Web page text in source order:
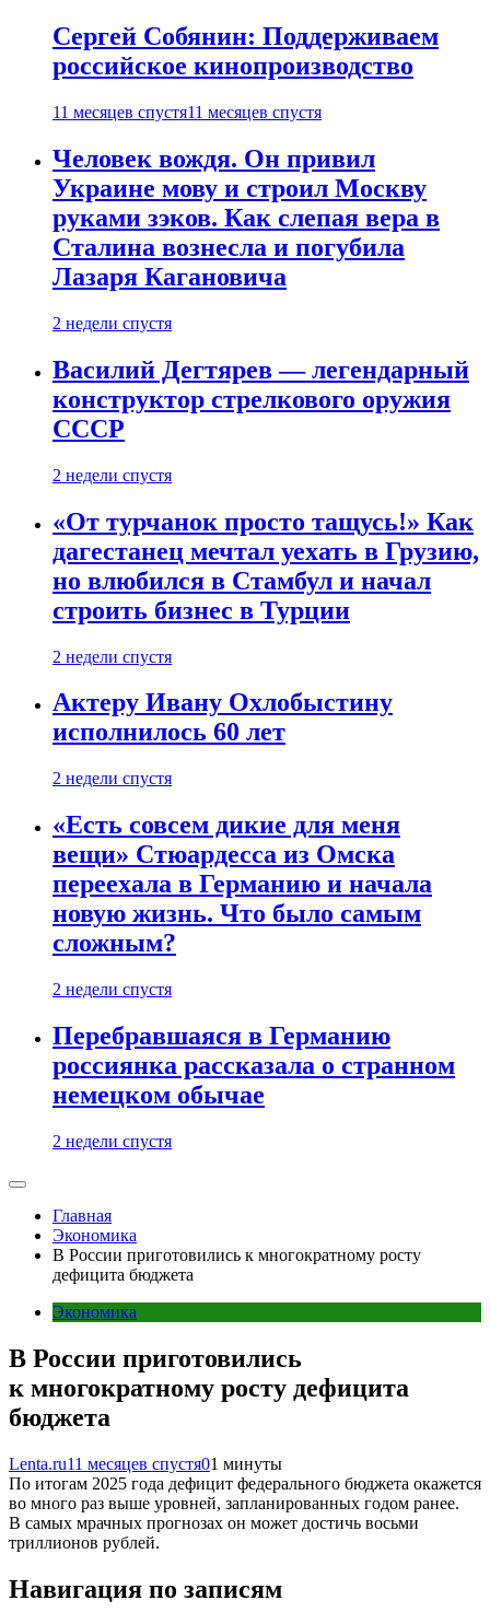
Сергей Собянин: Поддерживаем
российское кинопроизводство
11 месяцев спустя11 месяцев спустя
Человек вождя. Он привил
Украине мову и строил Москву
руками зэков. Как слепая вера в
Сталина вознесла и погубила
Лазаря Кагановича
2 недели спустя
Василий Дегтярев — легендарный
конструктор стрелкового оружия
СССР
2 недели спустя
«От турчанок просто тащусь!» Как
дагестанец мечтал уехать в Грузию,
но влюбился в Стамбул и начал
строить бизнес в Турции
2 недели спустя
Актеру Ивану Охлобыстину
исполнилось 60 лет
2 недели спустя
«Есть совсем дикие для меня
вещи» Стюардесса из Омска
переехала в Германию и начала
новую жизнь. Что было самым
сложным?
2 недели спустя
Перебравшаяся в Германию
россиянка рассказала о странном
немецком обычае
2 недели спустя
Главная
Экономика
В России приготовились к многократному росту
дефицита бюджета
Экономика
В России приготовились
к многократному росту дефицита
бюджета
Lenta.ru11 месяцев спустя01 минуты
По итогам 2025 года дефицит федерального бюджета окажется
во много раз выше уровней, запланированных годом ранее.
В самых мрачных прогнозах он может достичь восьми
триллионов рублей.
Навигация по записям